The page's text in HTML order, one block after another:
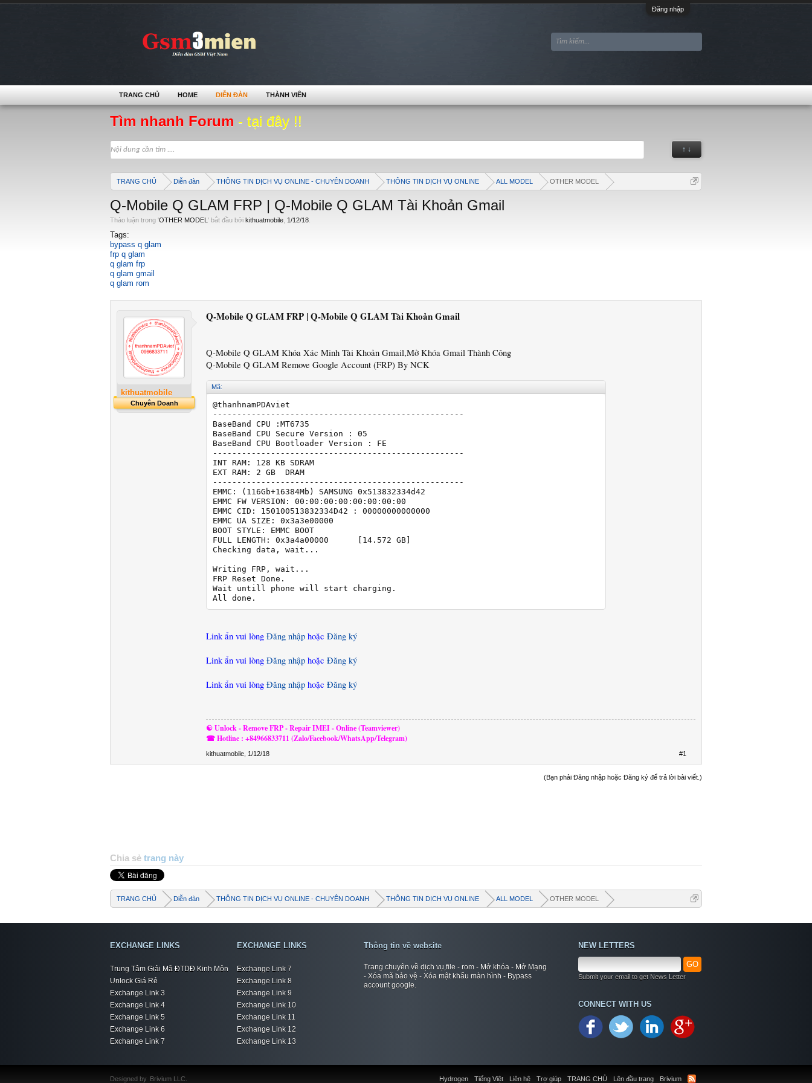
Đăng nhập
Tìm nhanh Forum - tại đây !!
↑ ↓
TRANG CHỦ Diễn đàn THÔNG TIN DỊCH VỤ ONLINE - CHUYÊN DOANH THÔNG TIN DỊCH VỤ ONLINE ALL MODEL OTHER MODEL
+ Chào mừng bạn đến với diễn đàn thông tin
dịch vụ Việt Nam
+ Chúng tôi có tất cả các dịch vụ Online từ xa
mềm miễn phí
Q-Mobile Q GLAM FRP | Q-Mobile Q GLAM Tài Khoản Gmail
Thảo luận trong 'OTHER MODEL ' bắt đầu bởi kithuatmobile 1/12/18
Tags:
bypass q glam
frp q glam
q glam frp
q glam gmail
q glam rom
kithuatmobile
Chuyên Doanh
Q-Mobile Q GLAM FRP | Q-Mobile Q GLAM Tài Khoản Gmail
Q-Mobile Q GLAM Khóa Xác Minh Tài Khoản Gmail,Mở Khóa Gmail Thành Công
Q-Mobile Q GLAM Remove Google Account (FRP) By NCK
Mã:
@thanhnamPDAviet
----------------------------------------------------
BaseBand CPU :MT6735
BaseBand CPU Secure Version : 05
BaseBand CPU Bootloader Version : FE
----------------------------------------------------
INT RAM: 128 KB SDRAM
EXT RAM: 2 GB  DRAM
----------------------------------------------------
EMMC: (116Gb+16384Mb) SAMSUNG 0x513832334d42
EMMC FW VERSION: 00:00:00:00:00:00:00:00
EMMC CID: 150100513832334D42 : 00000000000000
EMMC UA SIZE: 0x3a3e00000
BOOT STYLE: EMMC BOOT
FULL LENGTH: 0x3a4a00000      [14.572 GB]
Checking data, wait...
Writing FRP, wait...
FRP Reset Done.
Wait untill phone will start charging.
All done.
Link ẩn vui lòng Đăng nhập hoặc Đăng ký
Link ẩn vui lòng Đăng nhập hoặc Đăng ký
Link ẩn vui lòng Đăng nhập hoặc Đăng ký
☯ Unlock - Remove FRP - Repair IMEI - Online (Teamviewer)
☎ Hotline : +84966833711 (Zalo/Facebook/WhatsApp/Telegram)
kithuatmobile 1/12/18 #1
(Bạn phải Đăng nhập hoặc Đăng ký để trả lời bài viết.)
Chia sẻ trang này
TRANG CHỦ Diễn đàn THÔNG TIN DỊCH VỤ ONLINE - CHUYÊN DOANH THÔNG TIN DỊCH VỤ ONLINE ALL MODEL OTHER MODEL
TRANG CHỦ HOME DIỄN ĐÀN THÀNH VIÊN
EXCHANGE LINKS
Trung Tâm Giải Mã ĐTDĐ Kinh Môn
Unlock Giá Rẻ
Exchange Link 3
Exchange Link 4
Exchange Link 5
Exchange Link 6
Exchange Link 7
EXCHANGE LINKS
Exchange Link 7
Exchange Link 8
Exchange Link 9
Exchange Link 10
Exchange Link 11
Exchange Link 12
Exchange Link 13
Thông tin về website
Trang chuyên về dịch vụ,file - rom - Mở khóa - Mở Mạng
- Xóa mã bảo vệ - Xóa mật khẩu màn hình - Bypass
account google.
NEW LETTERS
GO
Submit your email to get News Letter
CONNECT WITH US
Liên hệ Trợ giúp TRANG CHỦ Lên đầu trang Brivium
Hydrogen Tiếng Việt
Designed by Brivium LLC.